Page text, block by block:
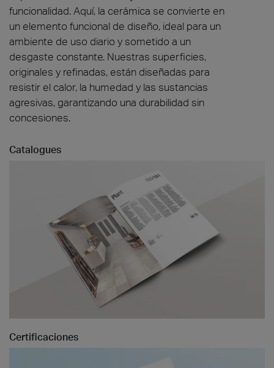
funcionalidad. Aquí, la cerámica se convierte en
un elemento funcional de diseño, ideal para un
ambiente de uso diario y sometido a un
desgaste constante. Nuestras superficies,
originales y refinadas, están diseñadas para
resistir el calor, la humedad y las sustancias
agresivas, garantizando una durabilidad sin
concesiones.
Catalogues
Certificaciones